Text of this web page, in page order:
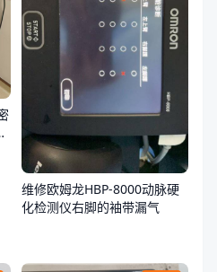
维修欧姆龙HBP-8000动脉硬
化检测仪右脚的袖带漏气